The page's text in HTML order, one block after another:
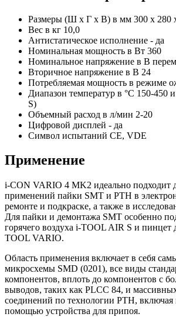
Размеры (Ш x Г x В) в мм 300 x 280
Вес в кг 10,0
Антистатическое исполнение - да
Номинальная мощность в Вт 360
Номинальное напряжение в В
Вторичное напряжение в В 24
Потребляемая мощность в режиме
Диапазон температур в °C 150-450
S)
Объемный расход в л/мин 2-20
Цифровой дисплей - да
Символ испытаний CE, VDE
Применение
i-CON VARIO 4 MK2 идеально подходит
применений пайки SMT и PTH в
ремонте и подкраске, а также в
Для пайки и демонтажа SMT особенно
горячего воздуха i-TOOL AIR S и пинцет
TOOL VARIO.
Область применения включает в себя
микросхемы SMD (0201), все виды
компонентов, вплоть до компонентов с
выводов, таких как PLCC 84, и
соединений по технологии PTH, включая
помощью устройства для припоя.